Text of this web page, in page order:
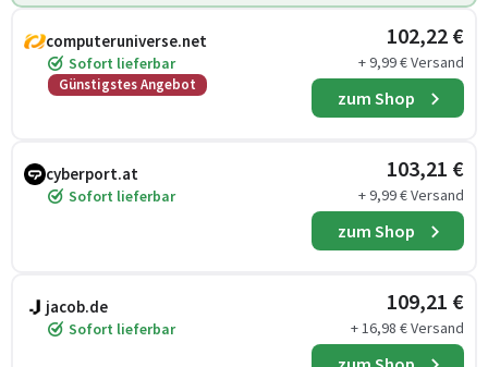
computeruniverse.net
Sofort lieferbar
Günstigstes Angebot
102,22 €
+ 9,99 € Versand
zum Shop
cyberport.at
Sofort lieferbar
103,21 €
+ 9,99 € Versand
zum Shop
jacob.de
Sofort lieferbar
109,21 €
+ 16,98 € Versand